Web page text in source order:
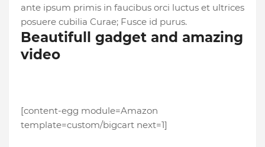
ante ipsum primis in faucibus orci luctus et ultrices
posuere cubilia Curae; Fusce id purus.
Beautifull gadget and amazing
video
[content-egg module=Amazon
template=custom/bigcart next=1]